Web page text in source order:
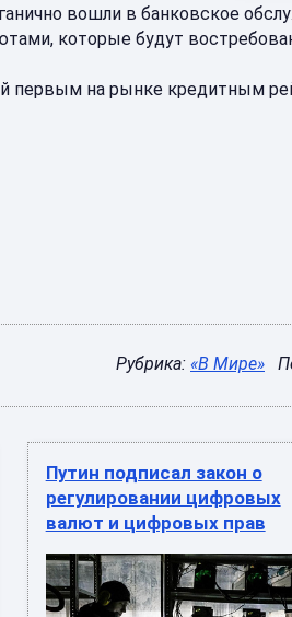
вошли в банковское
которые будут
на рынке кредитным
Рубрика: «В Мире»
Путин подписал закон о
регулировании цифровых
валют и цифровых прав